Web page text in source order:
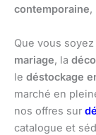
contemporaine,
Que vous
mariage, la
le déstockage
marché en
nos offres sur
catalogue et